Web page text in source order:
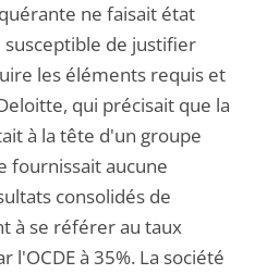
ne faisait état
de justifier
les éléments requis et
qui précisait que la
à la tête d'un groupe
fournissait aucune
consolidés de
à se référer au taux
à 35%. La société